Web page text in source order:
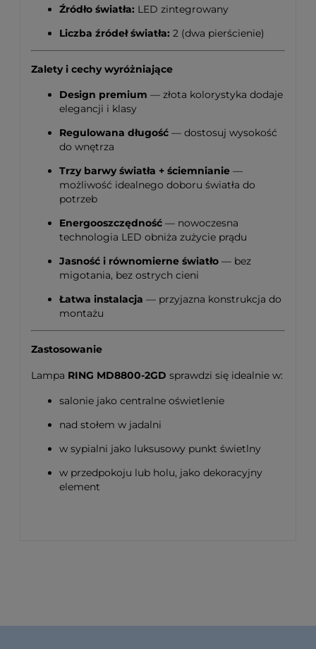
Źródło światła: LED zintegrowany
Liczba źródeł światła: 2 (dwa pierścienie)
Zalety i cechy wyróżniające
Design premium — złota kolorystyka dodaje
elegancji i klasy
Regulowana długość — dostosuj wysokość
do wnętrza
Trzy barwy światła + ściemnianie —
możliwość idealnego doboru światła do
potrzeb
Energooszczędność — nowoczesna
technologia LED obniża zużycie prądu
Jasność i równomierne światło — bez
migotania, bez ostrych cieni
Łatwa instalacja — przyjazna konstrukcja do
montażu
Zastosowanie
Lampa RING MD8800-2GD sprawdzi się idealnie w:
salonie jako centralne oświetlenie
nad stołem w jadalni
w sypialni jako luksusowy punkt świetlny
w przedpokoju lub holu, jako dekoracyjny
element